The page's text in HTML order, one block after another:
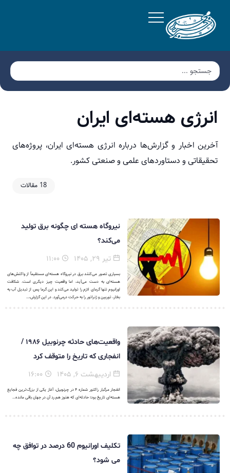
انرژی هسته‌ای ایران
آخرین اخبار و گزارش‌ها درباره انرژی هسته‌ای ایران، پروژه‌های
تحقیقاتی و دستاوردهای علمی و صنعتی کشور.
18 مقالات
نیروگاه هسته‌ ای چگونه برق تولید
می‌کند؟
تیر ۲۹, ۱۴۰۵
بسیاری تصور می‌کنند برق در نیروگاه هسته‌ای مستقیماً از واکنش‌های
هسته‌ای به دست می‌آید، اما واقعیت چیز دیگری است. شکافت
اورانیوم تنها گرمای لازم را تولید می‌کند و این گرما پس از تبدیل آب به
بخار، توربین و ژنراتور را به حرکت درمی‌آورد. در این گزارش،...
واقعیت‌های حادثه چرنوبیل ۱۹۸۶ /
انفجاری که تاریخ را متوقف کرد
اردیبهشت ۶, ۱۴۰۵
انفجار مرگبار راکتور شماره ۴ در چرنوبیل، آغاز یکی از بزرگ‌ترین فجایع
هسته‌ای تاریخ بود؛ حادثه‌ای که هنوز هم رد آن در جهان باقی مانده...
تکلیف اورانیوم 60 درصد در توافق چه
می شود؟